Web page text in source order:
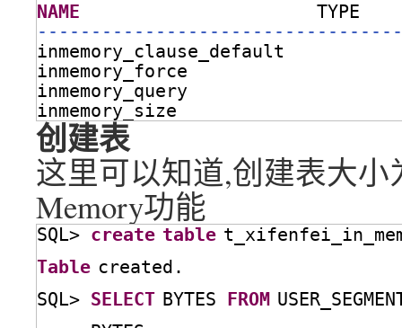
NAME
TYPE
inmemory_clause_default
inmemory_force
inmemory_query
inmemory_size
创建表
这里可以知道,创建表大小
Memory功能
SQL> create table
Table created.
SQL> SELECT BYTES FROM